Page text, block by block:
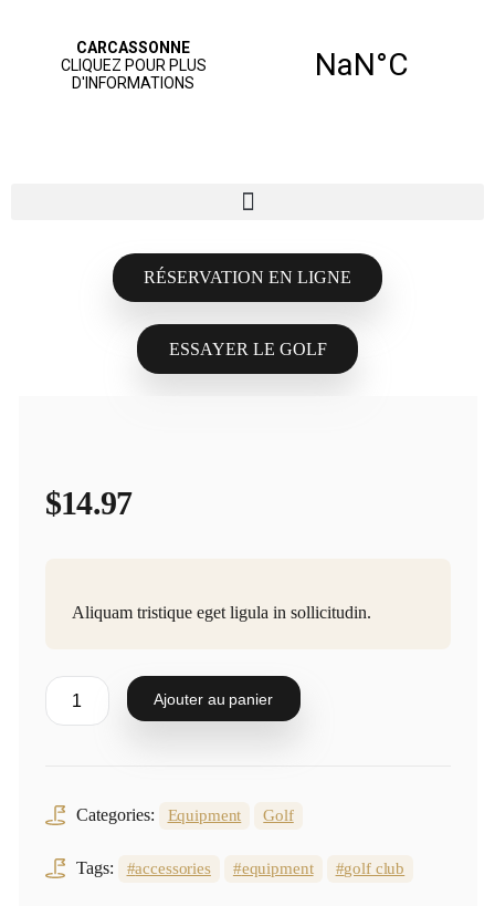
RÉSERVATION EN LIGNE
ESSAYER LE GOLF
$14.97
Aliquam tristique eget ligula in sollicitudin.
Ajouter au panier
Categories: Equipment Golf
Tags: accessories equipment golf club